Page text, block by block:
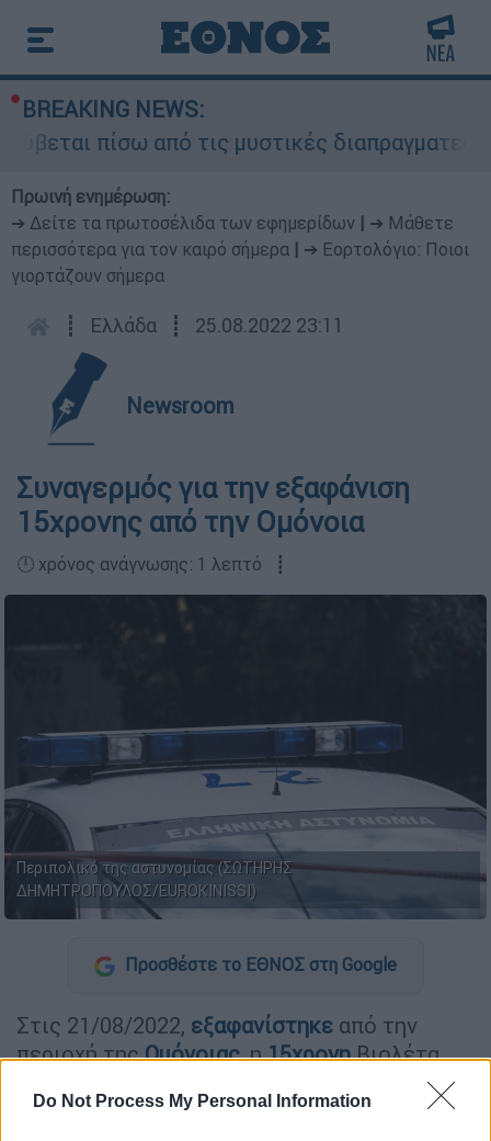
Do Not Process My Personal Information
BREAKING NEWS:
πίσω από τις μυστικές
Πρωινή ενημέρωση:
➔ Δείτε τα πρωτοσέλιδα των εφημερίδων
➔ Μάθετε
περισσότερα για τον καιρό σήμερα
➔ Εορτολόγιο: Ποιοι
γιορτάζουν σήμερα
┋ Ελλάδα ┋ 25.08.2022 23:11
Newsroom
Συναγερμός για την εξαφάνιση
15χρονης από την Ομόνοια
🕛 χρόνος ανάγνωσης: 1 λεπτό ┋
Περιπολικό της αστυνομίας (ΣΩΤΗΡΗΣ
ΔΗΜΗΤΡΟΠΟΥΛΟΣ/EUROKINISSI)
Προσθέστε το ΕΘΝΟΣ στη Google
Στις 21/08/2022, εξαφανίστηκε από την
περιοχή τηςΟμόνοιας, η15χρονηΒιολέτα.
Το « Χαμόγελο του Παιδιού» ενημερώθηκε